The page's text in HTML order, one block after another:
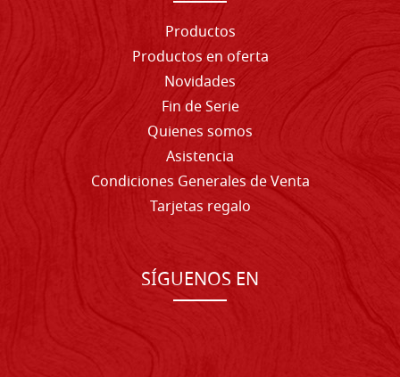
Productos
Productos en oferta
Novidades
Fin de Serie
Quienes somos
Asistencia
Condiciones Generales de Venta
Tarjetas regalo
SÍGUENOS EN